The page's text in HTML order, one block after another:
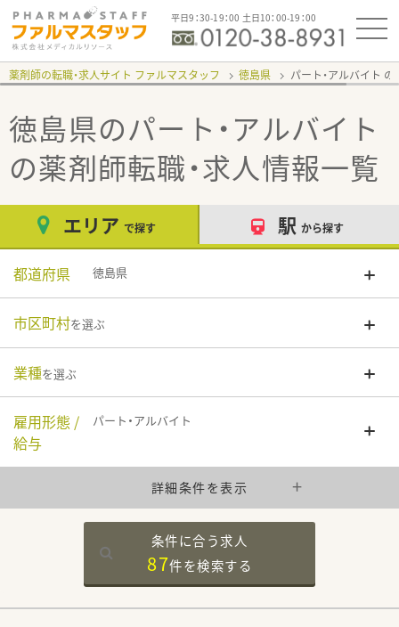
平日9：30-19：00 土日10：00-19：00
薬剤師の転職・求人サイト ファルマスタッフ 徳島県 パート・アルバイト
徳島県のパート・アルバイト
の薬剤師転職・求人情報一覧
エリア で探す 駅 から探す
都道府県 徳島県
市区町村を選ぶ
業種を選ぶ
雇用形態 /
給与
パート・アルバイト
詳細条件を表示
条件に合う求人
87件を検索する